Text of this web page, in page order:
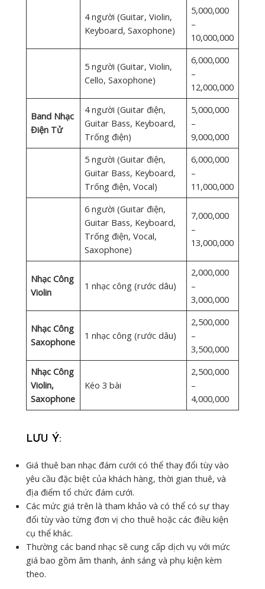
4 người (Guitar, Violin,
Keyboard, Saxophone)
5,000,000
–
10,000,000
5 người (Guitar, Violin,
Cello, Saxophone)
6,000,000
–
12,000,000
Band Nhạc
Điện Tử
4 người (Guitar điện,
Guitar Bass, Keyboard,
Trống điện)
5,000,000
–
9,000,000
5 người (Guitar điện,
Guitar Bass, Keyboard,
Trống điện, Vocal)
6,000,000
–
11,000,000
6 người (Guitar điện,
Guitar Bass, Keyboard,
Trống điện, Vocal,
Saxophone)
7,000,000
–
13,000,000
Nhạc Công
Violin
1 nhạc công (rước dâu)
2,000,000
–
3,000,000
Nhạc Công
Saxophone
1 nhạc công (rước dâu)
2,500,000
–
3,500,000
Nhạc Công
Violin,
Saxophone
Kéo 3 bài
2,500,000
–
4,000,000
LƯU Ý:
Giá thuê ban nhạc đám cưới có thể thay đổi tùy vào
yêu cầu đặc biệt của khách hàng, thời gian thuê, và
địa điểm tổ chức đám cưới.
Các mức giá trên là tham khảo và có thể có sự thay
đổi tùy vào từng đơn vị cho thuê hoặc các điều kiện
cụ thể khác.
Thường các band nhạc sẽ cung cấp dịch vụ với mức
giá bao gồm âm thanh, ánh sáng và phụ kiện kèm
theo.